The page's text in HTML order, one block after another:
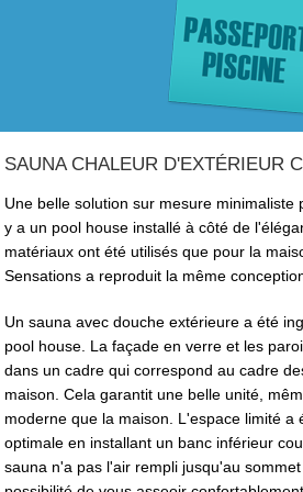
SAUNA CHALEUR D'EXTÉRIEUR
Une belle solution sur mesure minimaliste
y a un pool house installé à côté de
matériaux ont été utilisés que pour la
Sensations a reproduit la même
Un sauna avec douche extérieure a été
pool house. La façade en verre et les
dans un cadre qui correspond au cadre
maison. Cela garantit une belle unité,
moderne que la maison. L'espace limité a
optimale en installant un banc inférieur
sauna n'a pas l'air rempli jusqu'au